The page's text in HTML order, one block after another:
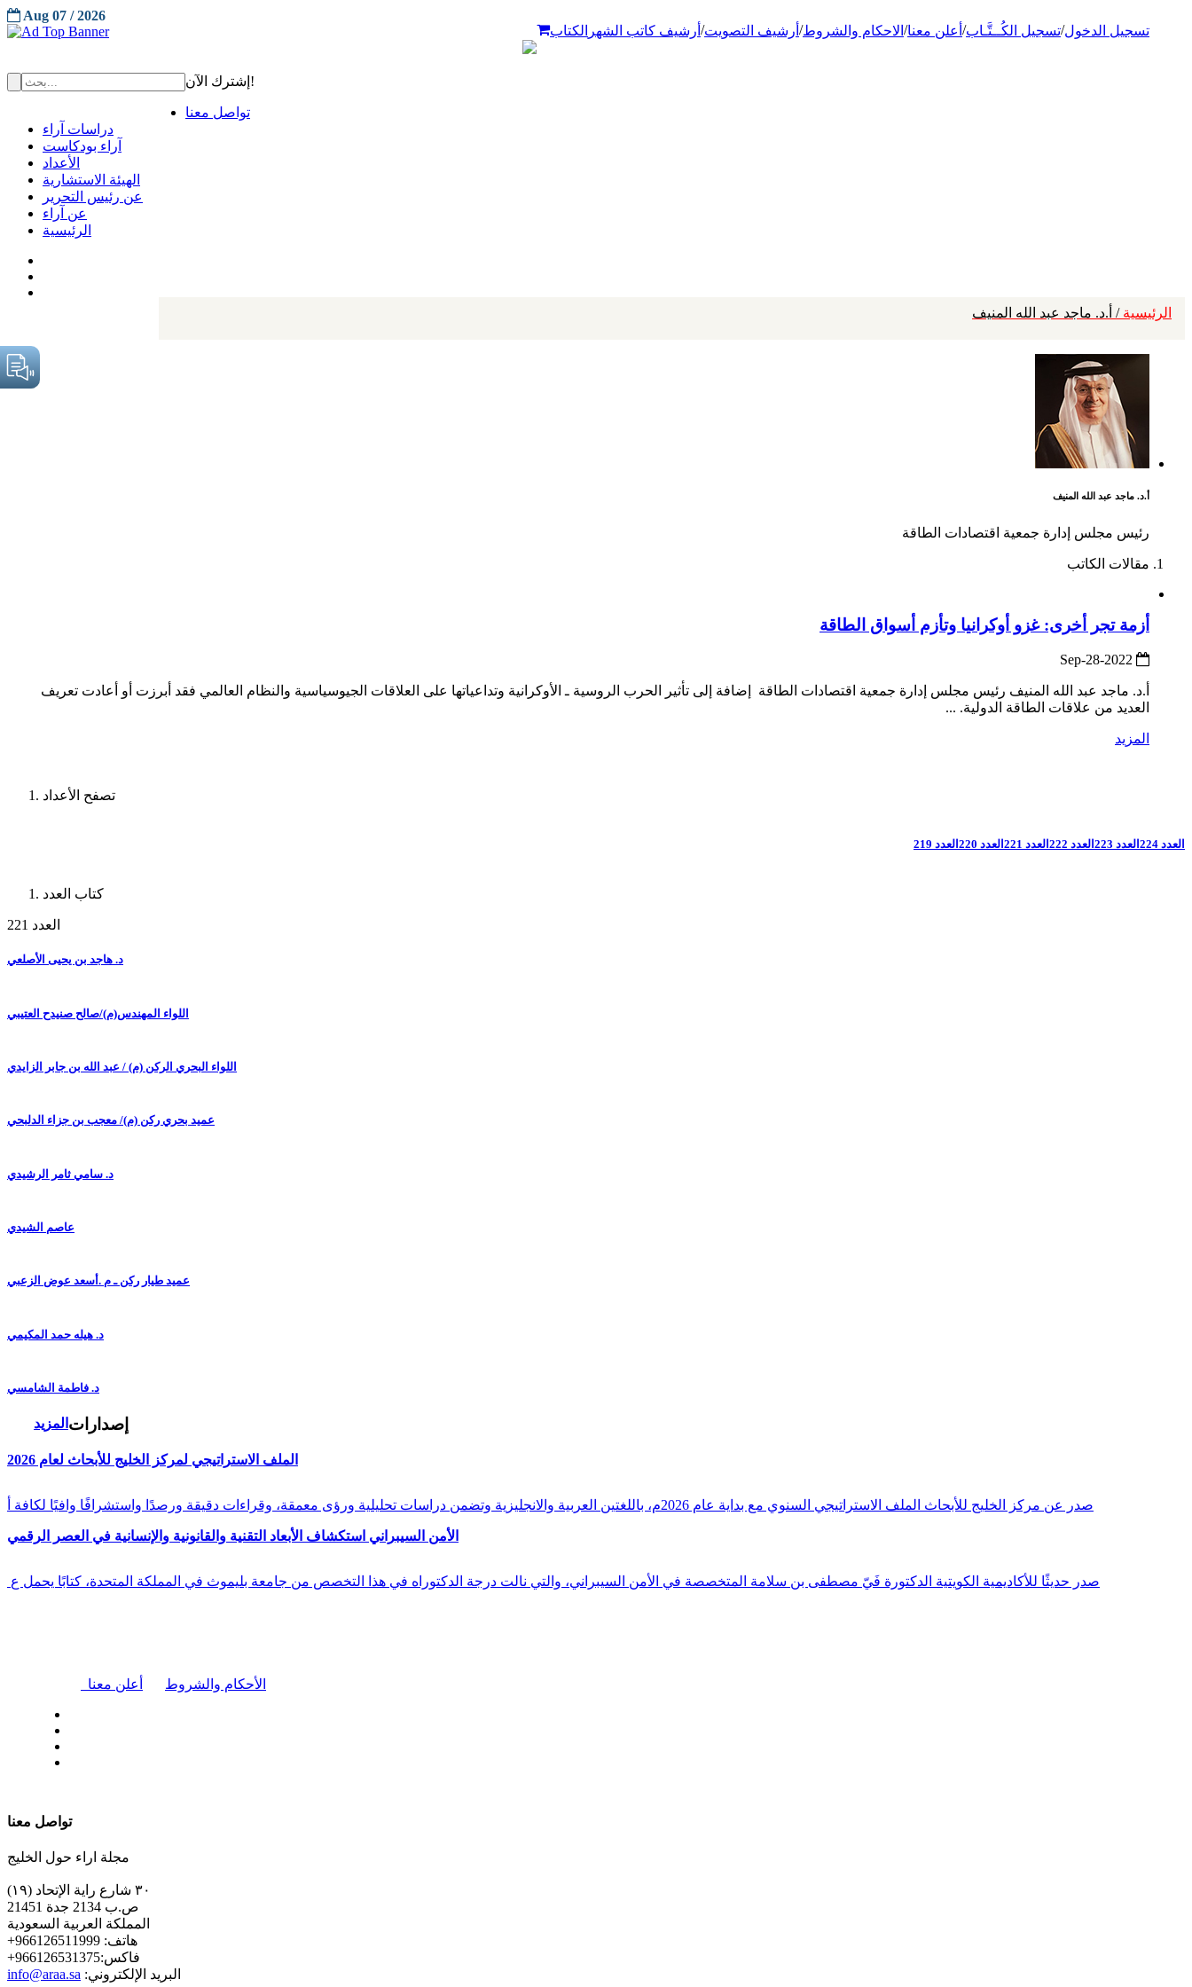
تسجيل الدخول/تسجيل الكُــتَّـاب/ أعلن معنا/ الاحكام والشروط/ أرشيف التصويت/ أرشيف كاتب الشهر الكتاب
Aug 07 / 2026
إشترك الآن!
تواصل معنا
دراسات آراء
آراء بودكاست
الأعداد
الهيئة الاستشارية
عن رئيس التحرير
عن آراء
الرئيسية
الرئيسية / أ.د. ماجد عبد الله المنيف
أ.د. ماجد عبد الله المنيف
رئيس مجلس إدارة جمعية اقتصادات الطاقة
مقالات الكاتب
أزمة تجر أخرى: غزو أوكرانيا وتأزم أسواق الطاقة
أ.د. ماجد عبد الله المنيف رئيس مجلس إدارة جمعية اقتصادات الطاقة إضافة إلى تأثير الحرب الروسية ـ الأوكرانية وتداعياتها على العلاقات الجيوسياسية والنظام العالمي فقد أبرزت أو أعادت تعريف
العديد من علاقات الطاقة الدولية. ...
المزيد
تصفح الأعداد
العدد 224 العدد 223 العدد 222 العدد 221 العدد 220 العدد 219
كتاب العدد
العدد 221
د. هاجد بن يحيى الأصلعي
اللواء المهندس(م)/صالح صنيدح العتيبي
اللواء البحري الركن (م) / عبد الله بن جابر الزايدي
عميد بحري ركن (م)/ معجب بن جزاء الدلبحي
د. سامي ثامر الرشيدي
عاصم الشيدي
عميد طيار ركن ـ م .أسعد عوض الزعبي
د. هيله حمد المكيمي
د. فاطمة الشامسي
المزيد إصدارات
الملف الاستراتيجي لمركز الخليج للأبحاث لعام 2026
صدر عن مركز الخليج للأبحاث الملف الاستراتيجي السنوي مع بداية عام 2026م، باللغتين العربية والانجليزية وتضمن دراسات تحليلية ورؤى معمقة، وقراءات دقيقة ورصدًا واستشرافًا وافيًا لكافة أ
الأمن السيبراني استكشاف الأبعاد التقنية والقانونية والإنسانية في العصر الرقمي
صدر حديثًا للأكاديمية الكويتية الدكتورة فَيّ مصطفى بن سلامة المتخصصة في الأمن السيبراني، والتي نالت درجة الدكتوراه في هذا التخصص من جامعة بليموث في المملكة المتحدة، كتابًا يحمل ع
أعلن معنا الأحكام والشروط
تواصل معنا
مجلة اراء حول الخليج
٣٠ شارع راية الإتحاد (١٩)
ص.ب 2134 جدة 21451
المملكة العربية السعودية
+هاتف: 966126511999
+فاكس:966126531375
info@araa.sa :البريد الإلكتروني